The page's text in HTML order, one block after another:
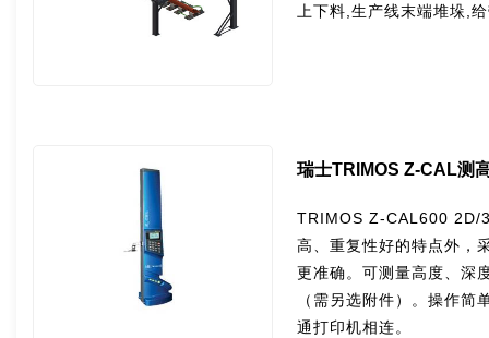
上下料,生产线末端堆垛,
瑞士TRIMOS Z-CAL测
TRIMOS Z-CAL600 2D/
高、重复性好的特点外，
更准确。可测量高度、深
（需另选附件）。操作
通打印机相连。